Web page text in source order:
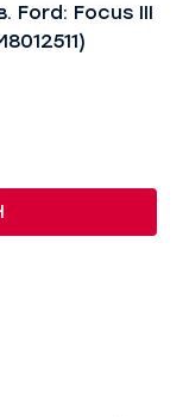
Ford: Focus III